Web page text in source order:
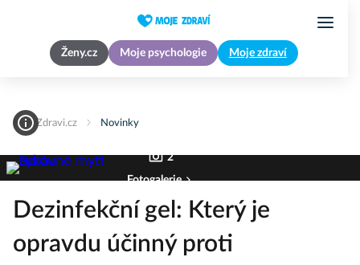
Ženy.cz Moje psychologie Moje zdraví
MojeZdravi.cz Novinky
2
Fotogalerie
Dezinfekční gel: Který je
opravdu účinný proti